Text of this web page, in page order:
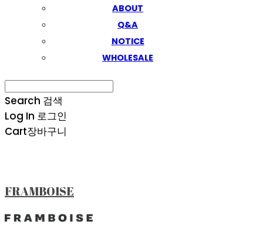
ABOUT
Q&A
NOTICE
WHOLESALE
Search 검색
Log In 로그인
Cart장바구니
FRAMBOISE